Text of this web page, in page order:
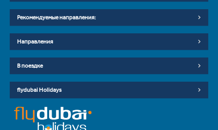
Рекомендуемые направления:
Направления
В поездке
flydubai Holidays